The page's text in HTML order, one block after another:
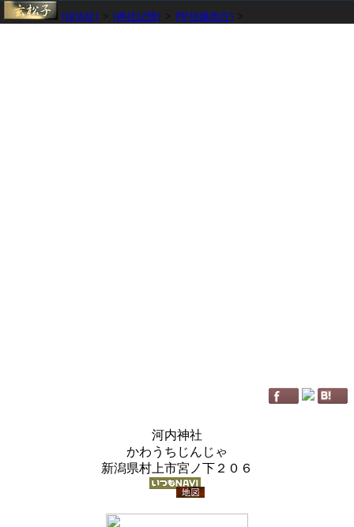
[HOME] [神社記憶] [甲信越地方]
河内神社
かわうちじんじゃ
新潟県村上市宮ノ下２０６